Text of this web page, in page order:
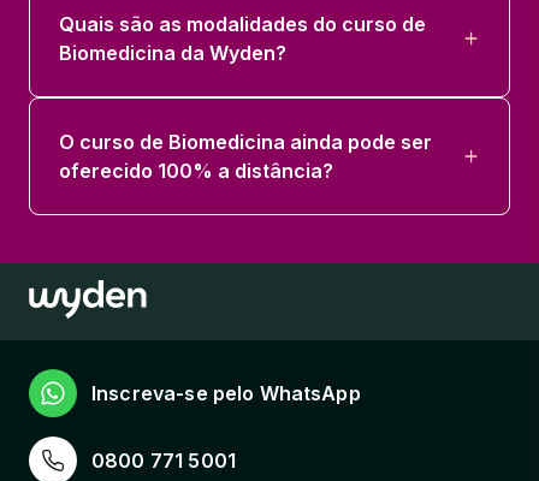
Quais são as modalidades do curso de
Biomedicina da Wyden?
O curso de Biomedicina ainda pode ser
oferecido 100% a distância?
0800 771 5001
Inscreva-se pelo WhatsApp